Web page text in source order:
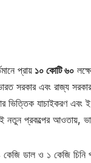
প্রায় ১০ কোটি ৬০
সরকার এবং রাজ্য
ভিত্তিক যাচাইকরণ এবং
নতুন প্রকল্পের আওতায়,
কেজি ডাল ও ১ কেজি চিনি